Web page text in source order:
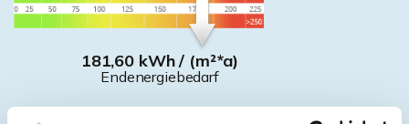
181,60 kWh / (m²*a)
Endenergiebedarf